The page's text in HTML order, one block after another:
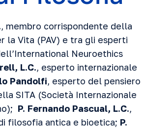
, membro corrispondente della
la Vita (PAV) e tra gli esperti
Neuroethics
L.C., esperto internazionale
Pandolfi, esperto del pensiero
SITA (Società Internazionale
P. Fernando Pascual, L.C.,
filosofia antica e bioetica; P.